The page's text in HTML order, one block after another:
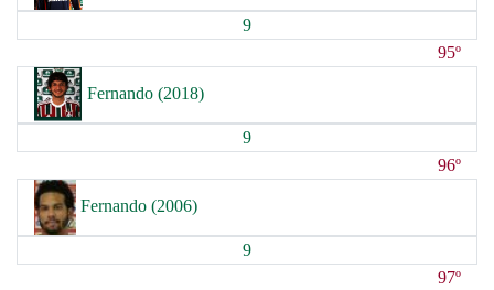
9
95º
Fernando (2018)
9
96º
Fernando (2006)
9
97º